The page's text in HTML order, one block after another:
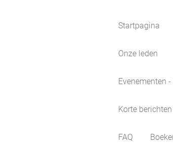
Startpagina
Onze leden
Evenementen
Korte berichten
FAQ